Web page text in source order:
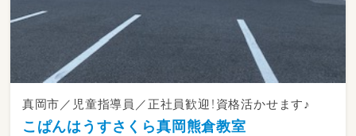
真岡市／児童指導員／正社員歓迎！資格活かせます♪
こぱんはうすさくら真岡熊倉教室